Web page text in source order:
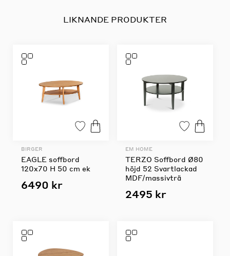
LIKNANDE PRODUKTER
BIRGER
EAGLE soffbord
120x70 H 50 cm ek
6490 kr
EM HOME
TERZO Soffbord Ø80
höjd 52 Svartlackad
MDF/massivträ
2495 kr